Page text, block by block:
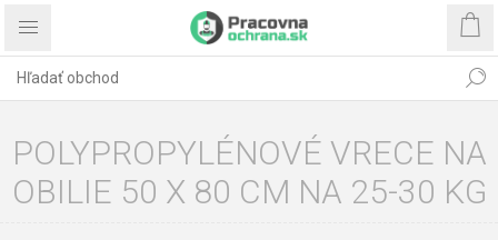
POLYPROPYLÉNOVÉ VRECE NA
OBILIE 50 X 80 CM NA 25-30 KG